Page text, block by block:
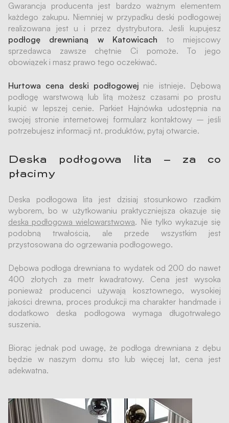
Gwarancja producenta jest bardzo ważnym elementem
każdego zakupu. Niemniej w przypadku deski podłogowej
realizowana jest u i przez dystrybutora. Jeśli kupujesz
podłogę drewnianą w Katowicach to miejscowy
sprzedawca zawsze chętnie Ci pomoże. To jego
obowiązek i masz prawo tego oczekiwać.
Hurtowa cena deski podłogowej nie istnieje. Dębową
podłogę warstwową lub litą możesz czasami po prostu
kupić w lepszej cenie. Parkiet Hajnówka udostępnia na
swojej stronie internetowej formularz kontaktowy – jeśli
potrzebujesz informacji nt. produktów, pytaj otwarcie.
Deska podłogowa lita – za co
płacimy
Deska podłogowa lita jest dzisiaj stosunkowo rzadkim
wyborem, bo w użytkowaniu praktyczniejsza okazuje się
deska podłogowa wielowarstwowa. Nie tylko wykazuje się
podobną trwałością, ale przede wszystkim jest
przystosowana do ogrzewania podłogowego.
Dębowa podłoga drewniana to wydatek od 200 do nawet
400 złotych za metr kwadratowy. Cena jest wysoka
ponieważ producenci używają kosztownego, wysokiej
jakości drewna, proces produkcji ma charakter handmade i
dodatkowo deska podłogowa wymaga długotrwałego
suszenia.
Biorąc jednak pod uwagę, że podłoga drewniana z dębu
będzie w naszym domu sto lub więcej lat, cena jest
adekwatna.